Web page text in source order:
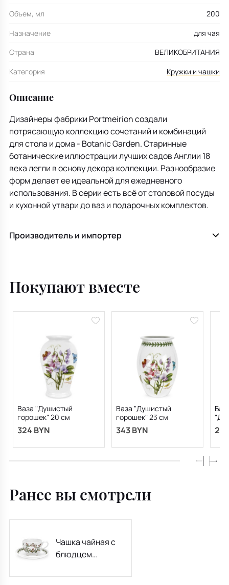
Объем, мл
200
Назначение
для чая
Страна
ВЕЛИКОБРИТАНИЯ
Категория
Кружки и чашки
Описание
Дизайнеры фабрики Portmeirion создали
потрясающую коллекцию сочетаний и комбинаций
для стола и дома - Botanic Garden. Старинные
ботанические иллюстрации лучших садов Англии 18
века легли в основу декора коллекции. Разнообразие
форм делает ее идеальной для ежедневного
использования. В серии есть всё от столовой посуды
и кухонной утвари до ваз и подарочных комплектов.
Производитель и импортер
Покупают вместе
Ваза "Душистый
горошек" 20 см
324 BYN
Ваза "Душистый
горошек" 23 см
343 BYN
см
Ранее вы смотрели
Чашка чайная с
блюдцем
"Горошек